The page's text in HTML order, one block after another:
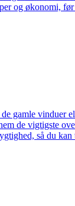
og økonomi,
gamle vinduer
de vigtigste
så du